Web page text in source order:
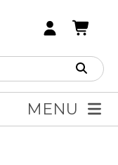
MENU